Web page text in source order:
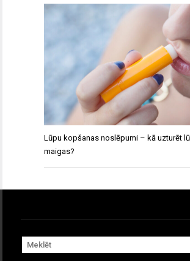
Lūpu kopšanas noslēpumi – kā uzturēt
maigas?